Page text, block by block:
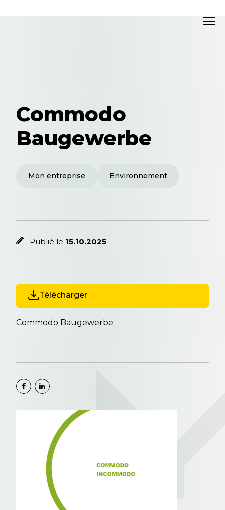
Commodo
Baugewerbe
Mon entreprise Environnement
Publié le 15.10.2025
Télécharger
Commodo Baugewerbe